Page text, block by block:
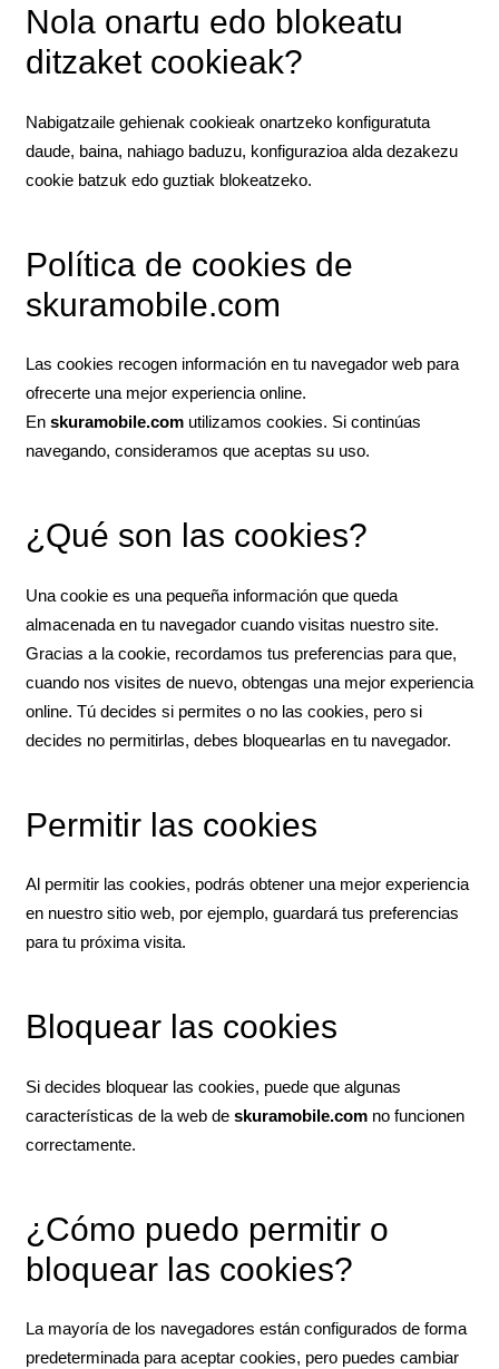
Nola onartu edo blokeatu
ditzaket cookieak?
Nabigatzaile gehienak cookieak onartzeko konfiguratuta
daude, baina, nahiago baduzu, konfigurazioa alda dezakezu
cookie batzuk edo guztiak blokeatzeko.
Política de cookies de
skuramobile.com
Las cookies recogen información en tu navegador web para
ofrecerte una mejor experiencia online.
En skuramobile.comutilizamos cookies. Si continúas
navegando, consideramos que aceptas su uso.
¿Qué son las cookies?
Una cookie es una pequeña información que queda
almacenada en tu navegador cuando visitas nuestro site.
Gracias a la cookie, recordamos tus preferencias para que,
cuando nos visites de nuevo, obtengas una mejor experiencia
online. Tú decides si permites o no las cookies, pero si
decides no permitirlas, debes bloquearlas en tu navegador.
Permitir las cookies
Al permitir las cookies, podrás obtener una mejor experiencia
en nuestro sitio web, por ejemplo, guardará tus preferencias
para tu próxima visita.
Bloquear las cookies
Si decides bloquear las cookies, puede que algunas
características de la web de skuramobile.comno funcionen
correctamente.
¿Cómo puedo permitir o
bloquear las cookies?
La mayoría de los navegadores están configurados de forma
predeterminada para aceptar cookies, pero puedes cambiar